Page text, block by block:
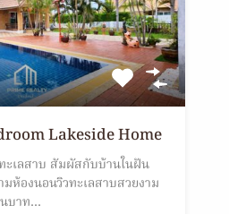
Lakeside Home
เลสาบ สัมผัสกับบ้านในฝัน
องนอนวิวทะเลสาบสวยงาม
นบาท…